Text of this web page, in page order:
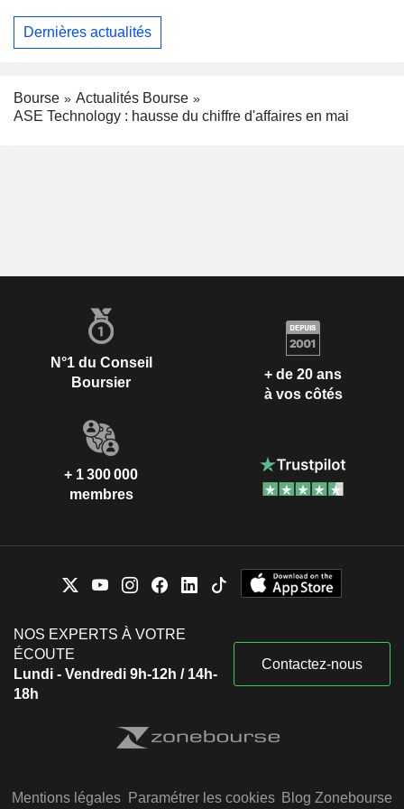
Dernières actualités
Bourse
Actualités Bourse
ASE Technology : hausse du chiffre d'affaires en mai
N°1 du Conseil
Boursier
+ de 20 ans
à vos côtés
+ 1 300 000
membres
NOS EXPERTS À VOTRE
ÉCOUTE
Lundi - Vendredi 9h-12h / 14h-
18h
Contactez-nous
Mentions légales Paramétrer les cookies Blog Zonebourse